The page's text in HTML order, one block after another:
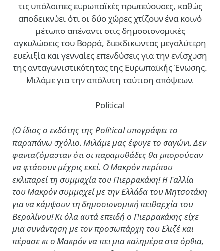
τις υπόλοιπες ευρωπαϊκές πρωτεύουσες, καθώς
αποδεικνύει ότι οι δύο χώρες χτίζουν ένα κοινό
μέτωπο απέναντι στις δημοσιονομικές
αγκυλώσεις του Βορρά, διεκδικώντας μεγαλύτερη
ευελιξία και γενναίες επενδύσεις για την ενίσχυση
της ανταγωνιστικότητας της Ευρωπαϊκής Ένωσης.
Μιλάμε για την απόλυτη ταύτιση απόψεων.
Political
(Ο ίδιος ο εκδότης της Political υπογράφει το
παραπάνω σχόλιο. Μιλάμε μας έφυγε το σαγώνι. Δεν
φανταζόμασταν ότι οι παραμυθάδες θα μπορούσαν
να φτάσουν μέχρις εκεί. Ο Μακρόν περίπου
εκλιπαρεί τη συμμαχία του Πιερρακάκη! Η Γαλλία
του Μακρόν συμμαχεί με την Ελλάδα του Μητσοτάκη
για να κάμψουν τη δημοσιονομική πειθαρχία του
Βερολίνου! Κι όλα αυτά επειδή ο Πιερρακάκης είχε
μια συνάντηση με τον προσωπάρχη του Ελιζέ και
πέρασε κι ο Μακρόν να πει μια καλημέρα στα όρθια,